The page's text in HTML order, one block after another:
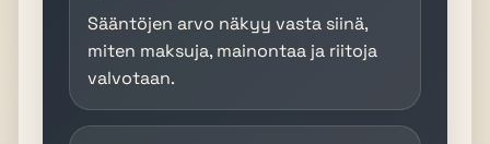
Sääntöjen arvo näkyy vasta siinä,
miten maksuja, mainontaa ja riitoja
valvotaan.